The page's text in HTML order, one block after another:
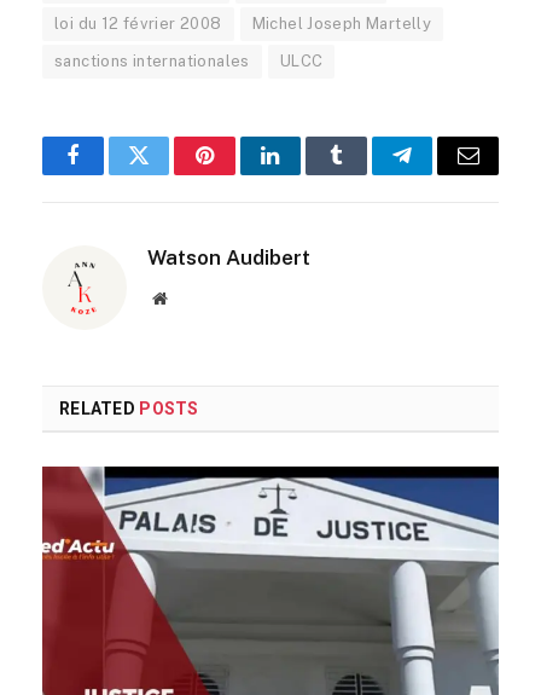
loi du 12 février 2008 Michel Joseph Martelly
sanctions internationales ULCC
FacebookTwitterPinterestLinkedInTumblrTelegramEmail
Watson Audibert
Website
RELATED POSTS